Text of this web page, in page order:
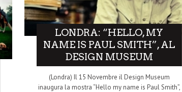
LONDRA: “HELLO, MY
NAME IS PAUL SMITH”, AL
DESIGN MUSEUM
(Londra) Il 15 Novembre il Design Museum
inaugura la mostra “Hello my name is Paul Smith”,